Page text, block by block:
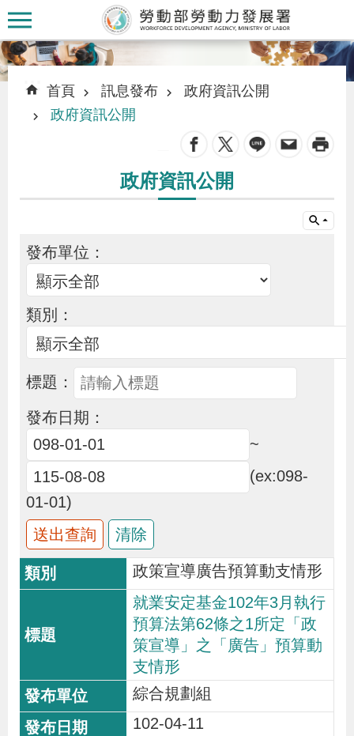
跳到主要內容區塊
訊
息
布
為
民
服
務
專
上
申
辦
:::
::: 首頁 訊息發布
政府資訊公開
政府資訊公開
政府資訊公開
發布單位：
類別：
標題：
發布日期：
~
(ex:098-
01-01)
政策宣導廣告預算動支情形
就業安定基金102年3月執行
預算法第62條之1所定「政
策宣導」之「廣告」預算動
支情形
綜合規劃組
102-04-11